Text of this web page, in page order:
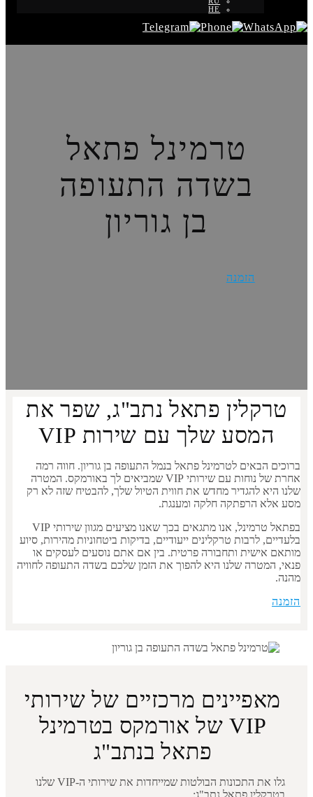
HE
טרמינל פתאל
בשדה התעופה
בן גוריון
הזמנה
טרקלין פתאל נתב"ג, שפר את
המסע שלך עם שירות VIP
ברוכים הבאים לטרמינל פתאל בנמל התעופה בן גוריון. חווה רמה
אחרת של נוחות עם שירותי VIP שמביאים לך באורמקס. המטרה
שלנו היא להגדיר מחדש את חווית הטיול שלך, להבטיח שזה לא רק
מסע אלא הרפתקה חלקה ומענגת.
בפתאל טרמינל, אנו מתגאים בכך שאנו מציעים מגוון שירותי VIP
בלעדיים, לרבות טרקלינים ייעודיים, בדיקות ביטחוניות מהירות, סיוע
מותאם אישית ותחבורה פרטית. בין אם אתם נוסעים לעסקים או
פנאי, המטרה שלנו היא להפוך את הזמן שלכם בשדה התעופה לחוויה
מהנה.
הזמנה
מאפיינים מרכזיים של שירותי
VIP של אורמקס בטרמינל
פתאל בנתב"ג
גלו את התכונות הבולטות שמייחדות את שירותי ה-VIP שלנו
בטרקלין פתאל נתב"ג: